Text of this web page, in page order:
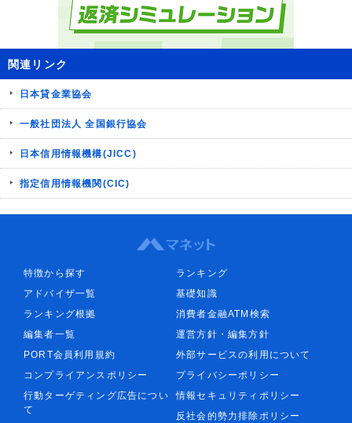
関連リンク
日本貸金業協会
一般社団法人 全国銀行協会
日本信用情報機構(JICC)
指定信用情報機関(CIC)
特徴から探す
ランキング
アドバイザ一覧
基礎知識
ランキング根拠
消費者金融ATM検索
編集者一覧
運営方針・編集方針
PORT会員利用規約
外部サービスの利用について
コンプライアンスポリシー
プライバシーポリシー
行動ターゲティング広告につい
て
情報セキュリティポリシー
反社会的勢力排除ポリシー